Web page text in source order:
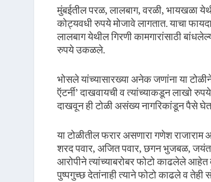
मुंबईतील परळ, लालबाग, वरळी, भायखळा
कोट्यवधी रुपये मोजावे लागतात. याचा
लालबाग येथील गिरणी कामगारांसाठी
रुपये उकळले.
भोसले यांच्यासारख्या अनेक जणांना या
ऍटर्नी’ दाखवायची व त्यांच्याकडून लाखो
दाखवून ही टोळी असंख्य नागरिकांडून पैसे घेत
या टोळीतील फरार असणारा गणेश राजाराम
शरद पवार, अजित पवार, छगन भुजबळ, जयंत
आरोपीने त्यांच्याबरोबर फोटो काढलेले आहेत
पुष्पगुच्छ देतांनाही त्याने फोटो काढले व